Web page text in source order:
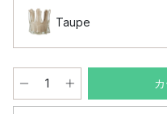
Taupe